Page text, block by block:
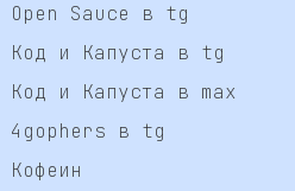
Open Sauce в tg
Код и Капуста в tg
Код и Капуста в max
4gophers в tg
Кофеин